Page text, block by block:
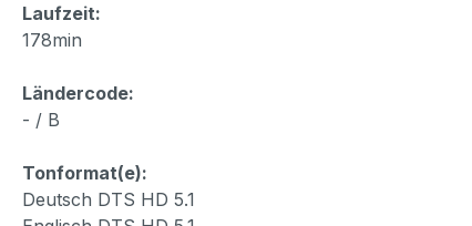
Laufzeit:
178min
Ländercode:
- / B
Tonformat(e):
Deutsch DTS HD 5.1